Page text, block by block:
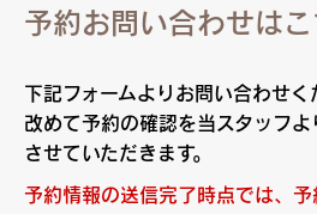
予約お問い合わせはこ
下記フォームよりお問い合わせく
改めて予約の確認を当スタッフよ
させていただきます。
予約情報の送信完了時点では、予